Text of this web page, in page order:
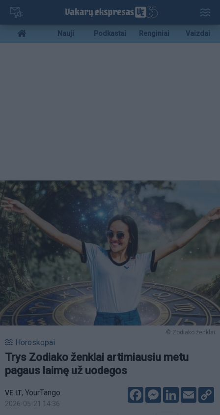
Pereiti
pagrindinį
turinį
Mobile
menu
Nauji Podkastai Renginiai Vaizdai
© Zodiako ženklai
Horoskopai
Trys Zodiako ženklai artimiausiu metu
pagaus laimę už uodegos
VE.LT, YourTango
2026-05-21 14:36
FacebookMessenger
LinkedIn
Email